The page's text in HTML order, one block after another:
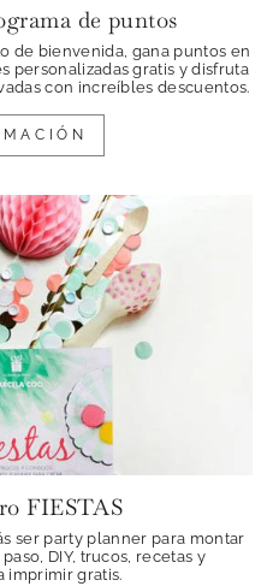
de puntos
de bienvenida, gana puntos en
personalizadas gratis y disfruta
con increíbles descuentos.
FIESTAS
ser party planner para montar
DIY, trucos, recetas y
imprimir gratis.